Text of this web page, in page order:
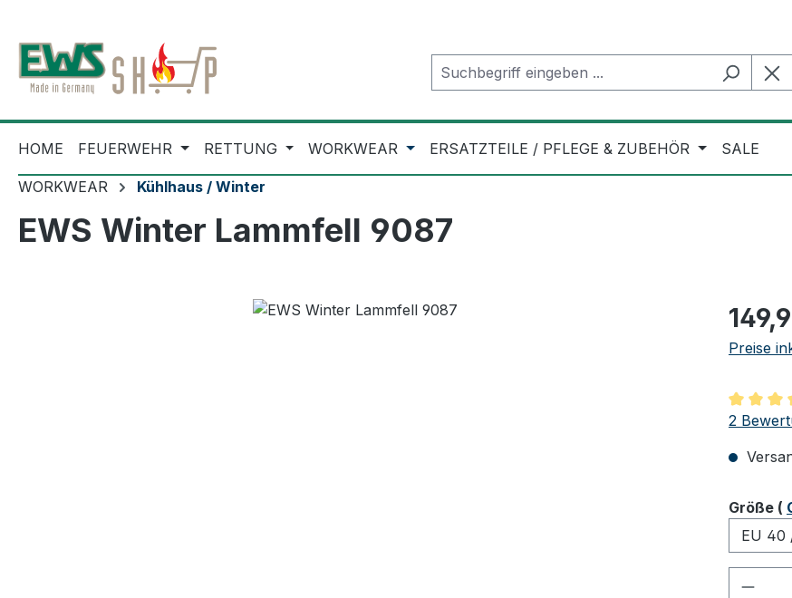
HOME FEUERWEHR RETTUNG WORKWEAR ERSATZTEILE / PFLEGE & ZUBEHÖR SALE
WORKWEAR Kühlhaus / Winter
EWS Winter Lammfell 9087
Preise
2
Größe (